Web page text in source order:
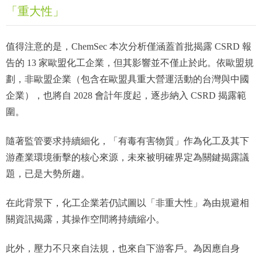
「重大性」
值得注意的是，ChemSec 本次分析僅涵蓋首批揭露 CSRD 報
告的 13 家歐盟化工企業，但其影響並不僅止於此。依歐盟規
劃，非歐盟企業（包含在歐盟具重大營運活動的台灣與中國
企業），也將自 2028 會計年度起，逐步納入 CSRD 揭露範
圍。
隨著監管要求持續細化，「有毒有害物質」作為化工及其下
游產業環境衝擊的核心來源，未來被明確界定為關鍵揭露議
題，已是大勢所趨。
在此背景下，化工企業若仍試圖以「非重大性」為由規避相
關資訊揭露，其操作空間將持續縮小。
此外，壓力不只來自法規，也來自下游客戶。為因應自身